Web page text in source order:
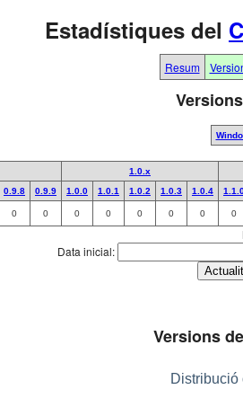
Estadístiques del
Resum
1.0.x
0.9.8 0.9.9 1.0.0 1.0.1 1.0.2 1.0.3 1.0.4
0 0 0 0 0 0 0 0
Data inicial:
Versions
Distribució